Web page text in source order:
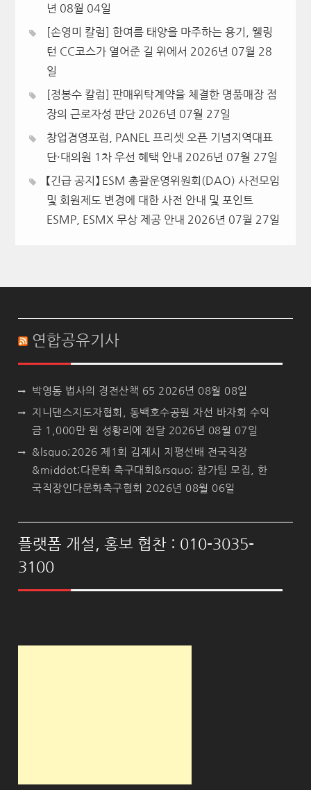
년 08월 04일
[손영미 칼럼] 한여름 태양을 마주하는 용기, 웰링
턴 CC코스가 열어준 길 위에서 2026년 07월 28
일
[정봉수 칼럼] 판매위탁계약을 체결한 명품매장 점
장의 근로자성 판단 2026년 07월 27일
창업경영포럼, PANEL 프리셋 오픈 기념지역대표
단·대의원 1차 우선 혜택 안내 2026년 07월 27일
【긴급 공지】 ESM 총괄운영위원회(DAO) 사전모임
및 회원제도 변경에 대한 사전 안내 및 포인트
ESMP, ESMX 무상 제공 안내 2026년 07월 27일
연합공유기사
박영동 법사의 경전산책 65 2026년 08월 08일
지니댄스지도자협회, 동백호수공원 자선 바자회 수익
금 1,000만 원 성황리에 전달 2026년 08월 07일
&lsquo;2026 제1회 김제시 지평선배 전국직장
&middot;다문화 축구대회&rsquo; 참가팀 모집, 한
국직장인다문화축구협회 2026년 08월 06일
플랫폼 개설, 홍보 협찬 : 010-3035-
3100